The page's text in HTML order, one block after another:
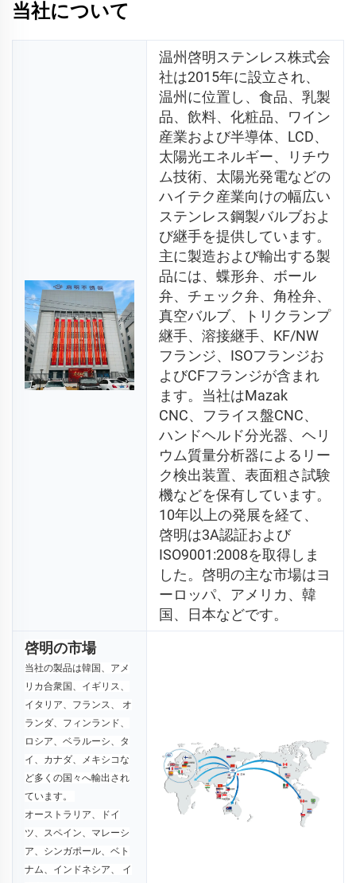
当社について
温州啓明ステンレス株式会
社は2015年に設立され、
温州に位置し、食品、乳製
品、飲料、化粧品、ワイン
産業および半導体、LCD、
太陽光エネルギー、リチウ
ム技術、太陽光発電などの
ハイテク産業向けの幅広い
ステンレス鋼製バルブおよ
び継手を提供しています。
主に製造および輸出する製
品には、蝶形弁、ボール
弁、チェック弁、角栓弁、
真空バルブ、トリクランプ
継手、溶接継手、KF/NW
フランジ、ISOフランジお
よびCFフランジが含まれ
ます。当社はMazak
CNC、フライス盤CNC、
ハンドヘルド分光器、ヘリ
ウム質量分析器によるリー
ク検出装置、表面粗さ試験
機などを保有しています。
10年以上の発展を経て、
啓明は3A認証および
ISO9001:2008を取得しま
した。啓明の主な市場はヨ
ーロッパ、アメリカ、韓
国、日本などです。
啓明の市場
当社の製品は韓国、アメ
リカ合衆国、イギリス、
イタリア、フランス、 オ
ランダ、フィンランド、
ロシア、ベラルーシ、タ
イ、カナダ、メキシコな
ど多くの国々へ輸出され
ています。
オーストラリア、ドイ
ツ、スペイン、マレーシ
ア、シンガポール、ベト
ナム、インドネシア、 イ